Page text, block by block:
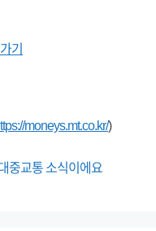
기
moneys.mt.co.kr/)
중교통 소식이에요